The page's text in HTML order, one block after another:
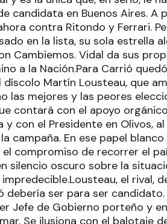
candidata en Buenos Aires.
contra Ritondo y Ferrari.
en la lista, su sola estrella
Cambiemos. Vidal da sus
a la Nación.Para Carrió
Martín Lousteau, que
las mejores y las peores
contará con el apoyo
y con el Presidente en Olivos,
campaña. En ese papel
compromiso de recorrer el
silencio oscuro sobre la
el rival,
debería ser para ser
Jefe de Gobierno porteño y
Se ilusiona con el balotaje